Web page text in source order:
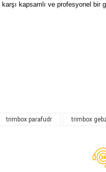
kapsamlı ve profesyonel bir
trimbox parafudr trimbox